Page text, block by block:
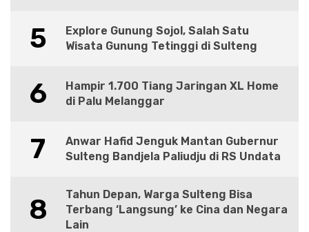
5
Explore Gunung Sojol, Salah Satu
Wisata Gunung Tetinggi di Sulteng
6
Hampir 1.700 Tiang Jaringan XL Home
di Palu Melanggar
7
Anwar Hafid Jenguk Mantan Gubernur
Sulteng Bandjela Paliudju di RS Undata
8
Tahun Depan, Warga Sulteng Bisa
Terbang ‘Langsung’ ke Cina dan Negara
Lain